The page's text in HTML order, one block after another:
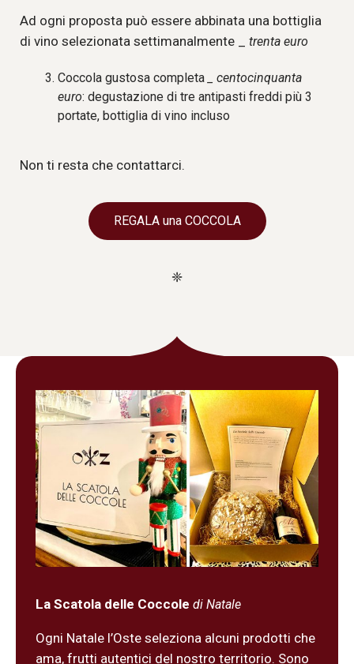
Ad ogni proposta può essere abbinata una bottiglia
di vino selezionata settimanalmente _ trenta euro
Coccola gustosa completa
_ centocinquanta
euro: degustazione di tre antipasti freddi più 3
portate, bottiglia di vino incluso
Non ti resta che contattarci.
REGALA una COCCOLA
❈
La Scatola delle Coccole di Natale
Ogni Natale l’Oste seleziona alcuni prodotti che
ama, frutti autentici del nostro territorio. Sono